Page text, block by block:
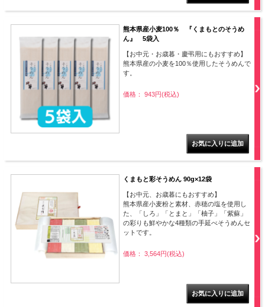
熊本県産小麦100％ 『くまもとのそうめ
ん』 5袋入
【お中元・お歳暮・慶弔用にもおすすめ】
熊本県産の小麦を100％使用したそうめんで
す。
価格： 943円(税込)
くまもと彩そうめん 90g×12袋
【お中元、お歳暮にもおすすめ】
熊本県産小麦粉と素材、赤穂の塩を使用し
た、「しろ」「とまと」「柚子」「紫蘇」
の彩りも鮮やかな4種類の手延べそうめんセ
ットです。
価格： 3,564円(税込)